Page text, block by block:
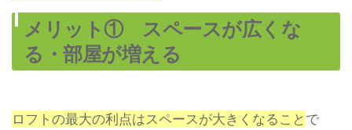
メリット① スペースが広くな
る・部屋が増える
ロフトの最大の利点はスペースが大きくなること で